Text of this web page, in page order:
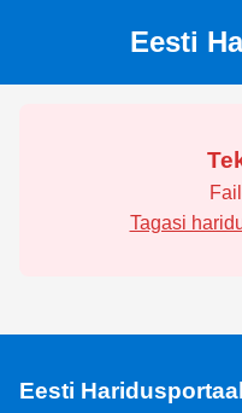
Eesti
Tagasi
Eesti Haridusportaal